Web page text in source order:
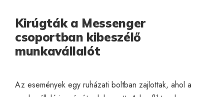
Kirúgták a Messenger
csoportban kibeszélő
munkavállalót
Az események egy ruházati boltban zajlottak, ahol a